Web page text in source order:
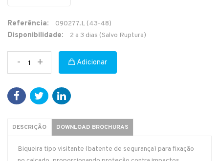
Referência: 090277.L (43-48)
Disponibilidade: 2 a 3 dias (Salvo Ruptura)
- + Adicionar
DESCRIÇÃO DOWNLOAD BROCHURAS
Biqueira tipo visitante (batente de segurança) para fixação